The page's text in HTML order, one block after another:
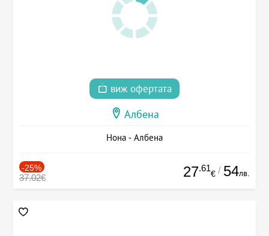
виж офертата
Албена
Нона - Албена
-25%
37.02€ 27.61
€ / 54лв.